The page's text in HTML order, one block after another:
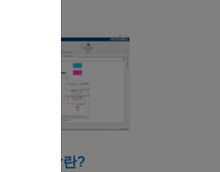
Coder란?